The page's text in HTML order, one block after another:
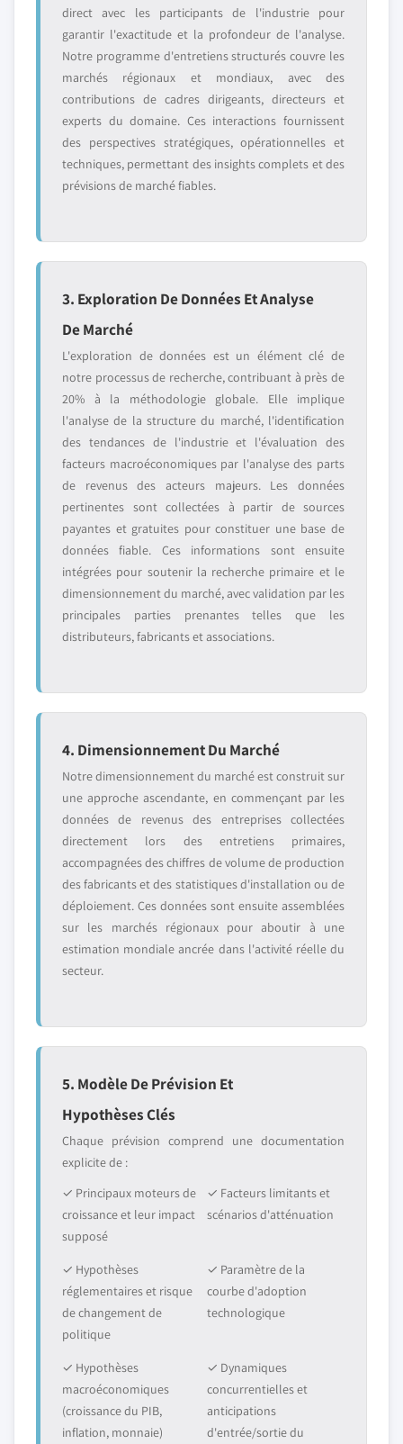
direct avec les participants de l'industrie pour
garantir l'exactitude et la profondeur de l'analyse.
Notre programme d'entretiens structurés couvre les
marchés régionaux et mondiaux, avec des
contributions de cadres dirigeants, directeurs et
experts du domaine. Ces interactions fournissent
des perspectives stratégiques, opérationnelles et
techniques, permettant des insights complets et des
prévisions de marché fiables.
3. Exploration De Données Et Analyse
De Marché
L'exploration de données est un élément clé de
notre processus de recherche, contribuant à près de
20% à la méthodologie globale. Elle implique
l'analyse de la structure du marché, l'identification
des tendances de l'industrie et l'évaluation des
facteurs macroéconomiques par l'analyse des parts
de revenus des acteurs majeurs. Les données
pertinentes sont collectées à partir de sources
payantes et gratuites pour constituer une base de
données fiable. Ces informations sont ensuite
intégrées pour soutenir la recherche primaire et le
dimensionnement du marché, avec validation par les
principales parties prenantes telles que les
distributeurs, fabricants et associations.
4. Dimensionnement Du Marché
Notre dimensionnement du marché est construit sur
une approche ascendante, en commençant par les
données de revenus des entreprises collectées
directement lors des entretiens primaires,
accompagnées des chiffres de volume de production
des fabricants et des statistiques d'installation ou de
déploiement. Ces données sont ensuite assemblées
sur les marchés régionaux pour aboutir à une
estimation mondiale ancrée dans l'activité réelle du
secteur.
5. Modèle De Prévision Et
Hypothèses Clés
Chaque prévision comprend une documentation
explicite de :
✓ Principaux moteurs de
croissance et leur impact
supposé
✓ Facteurs limitants et
scénarios d'atténuation
✓ Hypothèses
réglementaires et risque
de changement de
politique
✓ Paramètre de la
courbe d'adoption
technologique
✓ Hypothèses
macroéconomiques
(croissance du PIB,
inflation, monnaie)
✓ Dynamiques
concurrentielles et
anticipations
d'entrée/sortie du